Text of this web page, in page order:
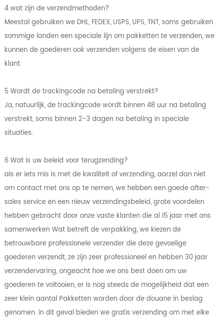
4 wat zijn de verzendmethoden?
Meestal gebruiken we DHL, FEDEX, USPS, UPS, TNT, soms gebruiken
sommige landen een speciale lijn om pakketten te verzenden, we
kunnen de goederen ook verzenden volgens de eisen van de
klant.
5 Wordt de trackingcode na betaling verstrekt?
Ja, natuurlijk, de trackingcode wordt binnen 48 uur na betaling
verstrekt, soms binnen 2-3 dagen na betaling in speciale
situaties.
6 Wat is uw beleid voor terugzending?
als er iets mis is met de kwaliteit of verzending, aarzel dan niet
om contact met ons op te nemen, we hebben een goede after-
sales service en een nieuw verzendingsbeleid, grote voordelen
hebben gebracht door onze vaste klanten die al 15 jaar met ons
samenwerken Wat betreft de verpakking, we kiezen de
betrouwbare professionele verzender die deze gevoelige
goederen verzendt, ze zijn zeer professioneel en hebben 30 jaar
verzendervaring, ongeacht hoe we ons best doen om uw
goederen te voltooien, er is nog steeds de mogelijkheid dat een
zeer klein aantal Pakketten worden door de douane in beslag
genomen. in dit geval bieden we gratis verzending om met elke